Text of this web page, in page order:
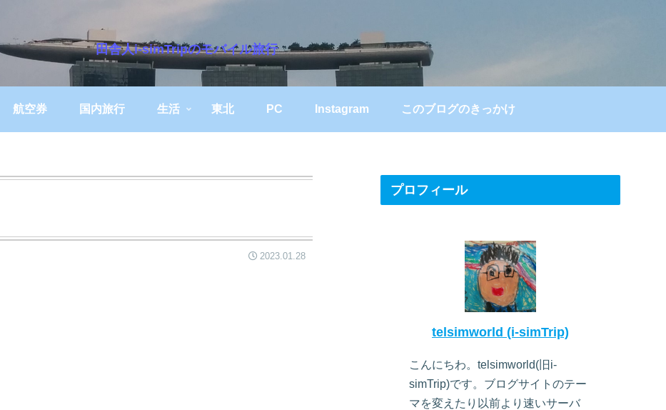
田舎人i-simTripのモバイル旅行
航空券 国内旅行 生活 東北 PC Instagram このブログのきっかけ
2023.01.28
プロフィール
telsimworld (i-simTrip)
こんにちわ。telsimworld(旧i-
simTrip)です。ブログサイトのテー
マを変えたり以前より速いサーバ